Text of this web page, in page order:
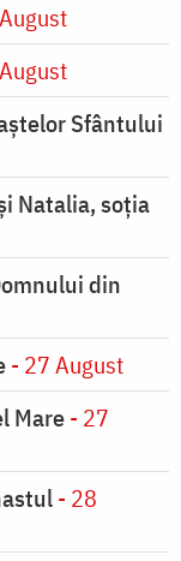
Sfântului
Natalia, soţia
din
- 27 August
Mare- 27
- 28